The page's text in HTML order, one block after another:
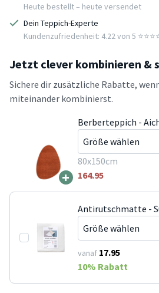
Heute bestellt – heute versendet
Dein Teppich-Experte
Kundenzufriedenheit: 4.22 von 5
Jetzt clever kombinieren &
Sichere dir zusätzliche Rabatte,
miteinander kombinierst.
+
Berberteppich -
80x150cm
164.95
Antirutschmatte -
vanaf 17.95
10% Rabatt